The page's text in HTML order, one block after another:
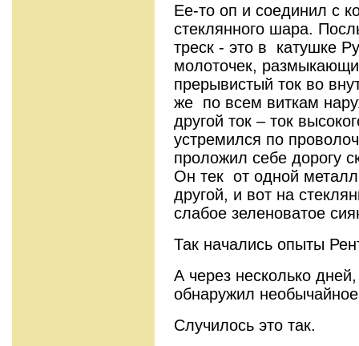
Ее-то оп и соединил с
стек­лянного шара.
треск - это в катушке
молоточек,
прерывистый ток во
же по всем виткам
другой ток – ток
устремился по
проло­жил себе дорогу
Он тек от одной
другой, и вот на
слабое зеленоватое
Так начались опыты
А через несколько
обнаружил
Случилось это так.